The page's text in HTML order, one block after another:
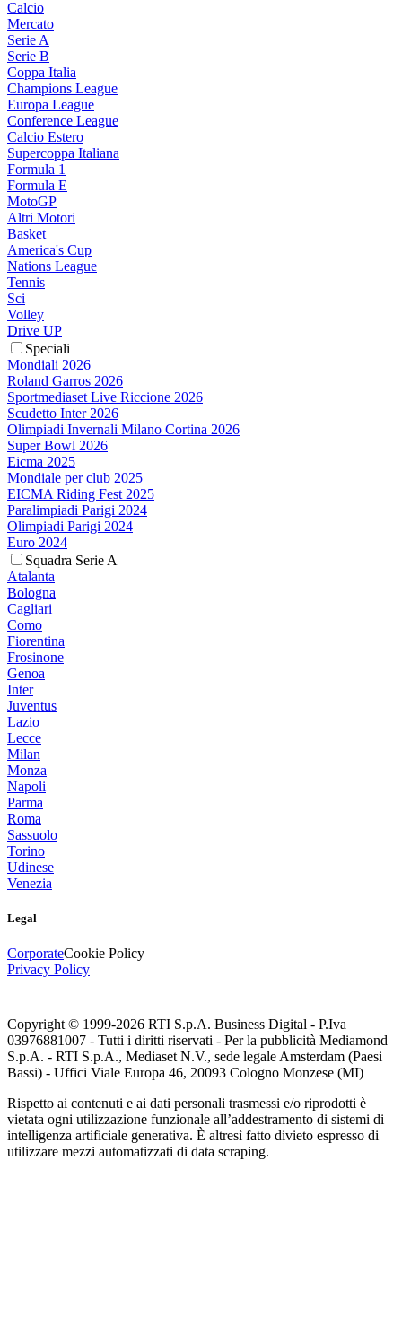
Calcio
Mercato
Serie A
Serie B
Coppa Italia
Champions League
Europa League
Conference League
Calcio Estero
Supercoppa Italiana
Formula 1
Formula E
MotoGP
Altri Motori
Basket
America's Cup
Nations League
Tennis
Sci
Volley
Drive UP
Speciali
Mondiali 2026
Roland Garros 2026
Sportmediaset Live Riccione 2026
Scudetto Inter 2026
Olimpiadi Invernali Milano Cortina 2026
Super Bowl 2026
Eicma 2025
Mondiale per club 2025
EICMA Riding Fest 2025
Paralimpiadi Parigi 2024
Olimpiadi Parigi 2024
Euro 2024
Squadra Serie A
Atalanta
Bologna
Cagliari
Como
Fiorentina
Frosinone
Genoa
Inter
Juventus
Lazio
Lecce
Milan
Monza
Napoli
Parma
Roma
Sassuolo
Torino
Udinese
Venezia
Legal
CorporateCookie Policy
Privacy Policy
Copyright © 1999-2026 RTI S.p.A. Business Digital - P.Iva
03976881007 - Tutti i diritti riservati - Per la pubblicità Mediamond
S.p.A. - RTI S.p.A., Mediaset N.V., sede legale Amsterdam (Paesi
Bassi) - Uffici Viale Europa 46, 20093 Cologno Monzese (MI)
Rispetto ai contenuti e ai dati personali trasmessi e/o riprodotti è
vietata ogni utilizzazione funzionale all’addestramento di sistemi di
intelligenza artificiale generativa. È altresì fatto divieto espresso di
utilizzare mezzi automatizzati di data scraping.